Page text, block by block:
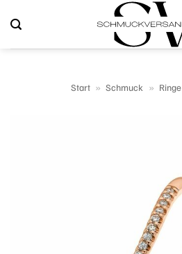
Inhalt
springen
Start » Schmuck » Ringe